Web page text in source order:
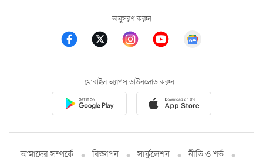
অনুসরণ করুন
মোবাইল অ্যাপস ডাউনলোড করুন
আমাদের সম্পর্কে বিজ্ঞাপন সার্কুলেশন নীতি ও শর্ত